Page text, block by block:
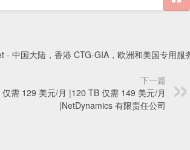
- 中国大陆，香港 CTG-GIA，欧洲和美国专用服
下一篇
需 129 美元/月 |120 TB 仅需 149 美元/月
|NetDynamics 有限责任公司